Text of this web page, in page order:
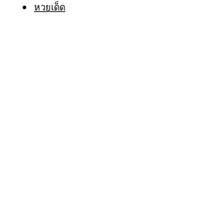
หวยเด็ด